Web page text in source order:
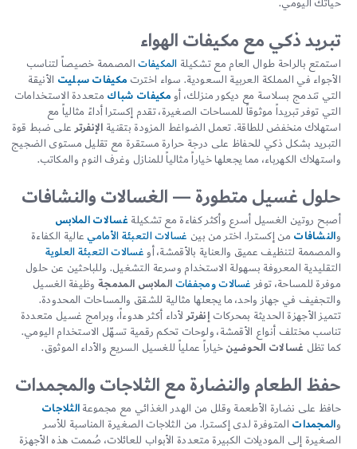
حياتك اليومي.
تبريد ذكي مع مكيفات الهواء
استمتع بالراحة طوال العام مع تشكيلة المكيفات المصممة خصيصاً لتناسب
الأجواء في المملكة العربية السعودية. سواء اخترت مكيفات سبليت
الأنيقة
التي تندمج بسلاسة مع ديكور منزلك، أو مكيفات شباك متعددة الاستخدامات
التي توفر تبريداً موثوقاً للمساحات الصغيرة، تقدم إكسترا أداءً مثالياً مع
استهلاك منخفض للطاقة. تعمل الضواغط المزودة بتقنية
الإنفرتر على ضبط قوة
التبريد بشكل ذكي للحفاظ على درجة حرارة مستقرة مع تقليل مستوى الضجيج
واستهلاك الكهرباء، مما يجعلها خياراً مثالياً للمنازل وغرف النوم والمكاتب.
حلول غسيل متطورة — الغسالات والنشافات
أصبح روتين الغسيل أسرع وأكثر كفاءة مع تشكيلةغسالات الملابس
والنشافات من إكسترا. اختر من بين غسالات التعبئة الأماميعالية الكفاءة
والمصممة لتنظيف عميق والعناية بالأقمشة، أو غسالات التعبئة العلوية
التقليدية المعروفة بسهولة الاستخدام وسرعة التشغيل. وللباحثين عن حلول
موفرة للمساحة، توفر غسالات ومجففات الملابس المدمجة وظيفة الغسيل
والتجفيف في جهاز واحد، ما يجعلها مثالية للشقق والمساحات المحدودة.
تتميز الأجهزة الحديثة بمحركات
إنفرتر لأداء أكثر هدوءاً، وبرامج غسيل متعددة
تناسب مختلف أنواع الأقمشة، ولوحات تحكم رقمية تسهّل الاستخدام اليومي.
كما تظل غسالات الحوضين خياراً عملياً للغسيل السريع والأداء الموثوق.
حفظ الطعام والنضارة مع الثلاجات والمجمدات
حافظ على نضارة الأطعمة وقلل من الهدر الغذائي مع مجموعة الثلاجات
والمجمدات المتوفرة لدى إكسترا. من الثلاجات الصغيرة المناسبة للأسر
الصغيرة إلى الموديلات الكبيرة متعددة الأبواب للعائلات، صُممت هذه الأجهزة